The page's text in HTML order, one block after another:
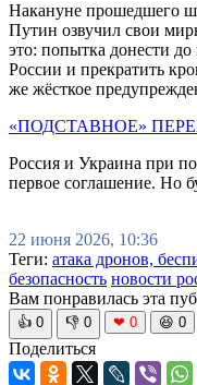
Накануне прошедшего
Путин озвучил свои
это: попытка донести
России и прекратить
же жёсткое
«ПОДСТАВНОЕ»
Россия и Украина при
первое соглашение. Но
22 июня 2026, 10:36
Теги: атака дронов,
безопасность новости
Вам понравилась эта
👍 0 👎 0 ❤ 0 😆 0
Поделиться